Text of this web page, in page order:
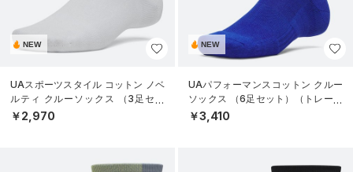
NEW
UAスポーツスタイル コットン ノベ
ルティ クルーソックス （3足セッ
ト）（トレーニング/UNISEX）
￥2,970
NEW
UAパフォーマンスコットン クルー
ソックス （6足セット）（トレーニ
ング/UNISEX）
￥3,410